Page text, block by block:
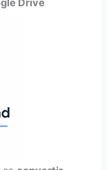
Drive